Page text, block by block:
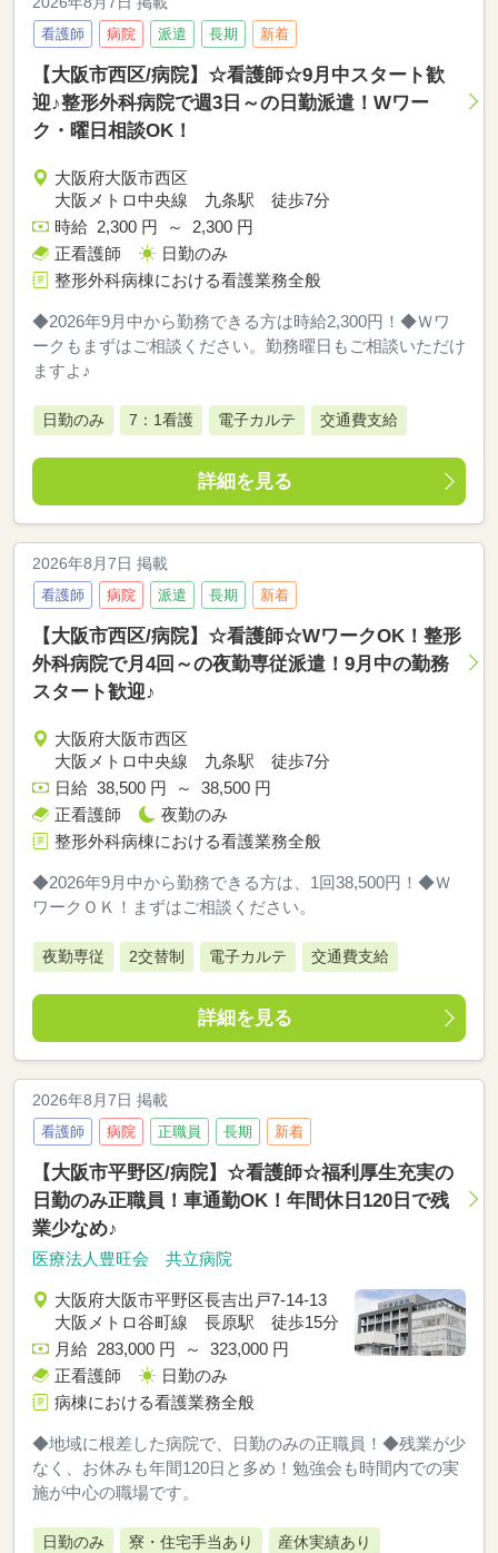
看護師 病院 派遣 長期 新着
【大阪市西区/病院】☆看護師☆9月中スタート歓
迎♪整形外科病院で週3日～の日勤派遣！Wワー
ク・曜日相談OK！
大阪府大阪市西区
大阪メトロ中央線 九条駅 徒歩7分
時給 2,300 円 ～ 2,300 円
正看護師
日勤のみ
整形外科病棟における看護業務全般
◆2026年9月中から勤務できる方は時給2,300円！◆Ｗワ
ークもまずはご相談ください。勤務曜日もご相談いただけ
ますよ♪
日勤のみ 7：1看護 電子カルテ 交通費支給
詳細を見る
2026年8月7日 掲載
看護師 病院 派遣 長期 新着
【大阪市西区/病院】☆看護師☆WワークOK！整形
外科病院で月4回～の夜勤専従派遣！9月中の勤務
スタート歓迎♪
大阪府大阪市西区
大阪メトロ中央線 九条駅 徒歩7分
日給 38,500 円 ～ 38,500 円
正看護師
夜勤のみ
整形外科病棟における看護業務全般
◆2026年9月中から勤務できる方は、1回38,500円！◆Ｗ
ワークＯＫ！まずはご相談ください。
夜勤専従 2交替制 電子カルテ 交通費支給
詳細を見る
2026年8月7日 掲載
看護師 病院 正職員 長期 新着
【大阪市平野区/病院】☆看護師☆福利厚生充実の
日勤のみ正職員！車通勤OK！年間休日120日で残
業少なめ♪
医療法人豊旺会 共立病院
大阪府大阪市平野区長吉出戸7-14-13
大阪メトロ谷町線 長原駅 徒歩15分
月給 283,000 円 ～ 323,000 円
正看護師
日勤のみ
病棟における看護業務全般
◆地域に根差した病院で、日勤のみの正職員！◆残業が少
なく、お休みも年間120日と多め！勉強会も時間内での実
施が中心の職場です。
日勤のみ 寮・住宅手当あり 産休実績あり